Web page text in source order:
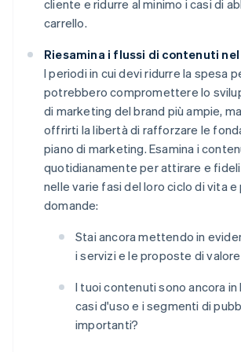
cliente e ridurre al minimo i casi di
carrello.
Riesamina i flussi di contenuti
I periodi in cui devi ridurre la spesa
potrebbero compromettere lo
di marketing del brand più ampie,
offrirti la libertà di rafforzare le
piano di marketing. Esamina i
quotidianamente per attirare e
nelle varie fasi del loro ciclo di vita
domande:
Stai ancora mettendo in
i servizi e le proposte di
l tuoi contenuti sono ancora in
casi d'uso e i segmenti di
importanti?